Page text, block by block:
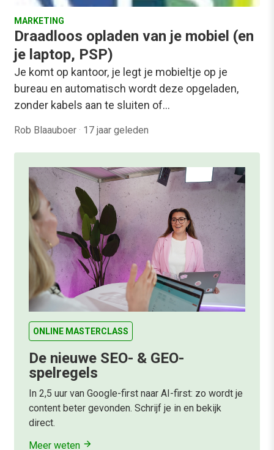
MARKETING
Draadloos opladen van je mobiel (en
je laptop, PSP)
Je komt op kantoor, je legt je mobieltje op je
bureau en automatisch wordt deze opgeladen,
zonder kabels aan te sluiten of…
Rob Blaauboer · 17 jaar geleden
ONLINE MASTERCLASS
De nieuwe SEO- & GEO-
spelregels
In 2,5 uur van Google-first naar AI-first: zo wordt je
content beter gevonden. Schrijf je in en bekijk
direct.
Meer weten